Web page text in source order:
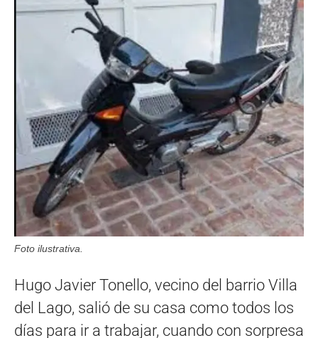
Foto ilustrativa.
Hugo Javier Tonello, vecino del barrio Villa
del Lago, salió de su casa como todos los
días para ir a trabajar, cuando con sorpresa